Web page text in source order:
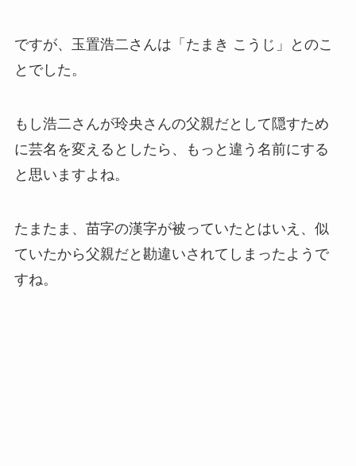
ですが、玉置浩二さんは「たまき こうじ」とのこ
とでした。
もし浩二さんが玲央さんの父親だとして隠すため
に芸名を変えるとしたら、もっと違う名前にする
と思いますよね。
たまたま、苗字の漢字が被っていたとはいえ、似
ていたから父親だと勘違いされてしまったようで
すね。